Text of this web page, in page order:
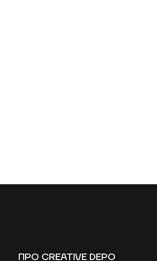
ПРО CREATIVE DEPO